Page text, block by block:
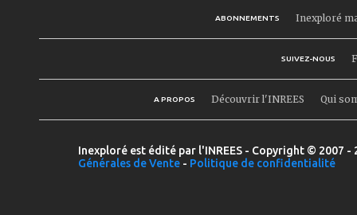
ABONNEMENTS Inexploré
SUIVEZ-NOUS
A PROPOS Découvrir l'INREES Qui
Inexploré est édité par l'INREES - Copyright © 2007
Générales de Vente - Politique de confidentialité